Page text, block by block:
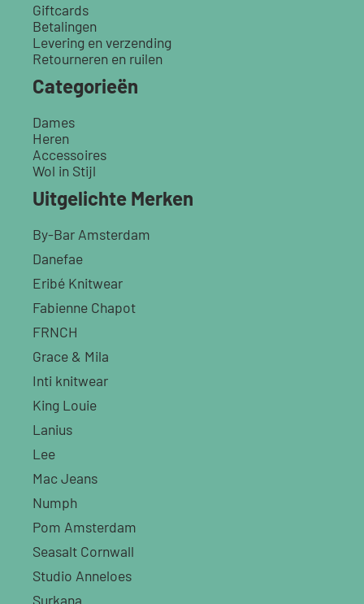
Giftcards
Betalingen
Levering en verzending
Retourneren en ruilen
Categorieën
Dames
Heren
Accessoires
Wol in Stijl
Uitgelichte Merken
By-Bar Amsterdam
Danefae
Eribé Knitwear
Fabienne Chapot
FRNCH
Grace & Mila
Inti knitwear
King Louie
Lanius
Lee
Mac Jeans
Numph
Pom Amsterdam
Seasalt Cornwall
Studio Anneloes
Surkana